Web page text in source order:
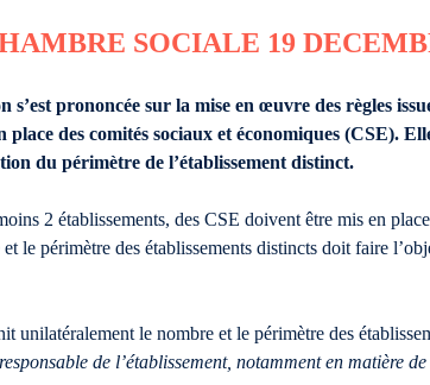
SOCIALE 19
prononcée sur la mise en œuvre des règles
place des comités sociaux et économiques (CSE).
du périmètre de l’établissement distinct.
2 établissements, des CSE doivent être mis en
le périmètre des établissements distincts doit faire
unilatéralement le nombre et le périmètre des
de l’établissement, notamment en matière